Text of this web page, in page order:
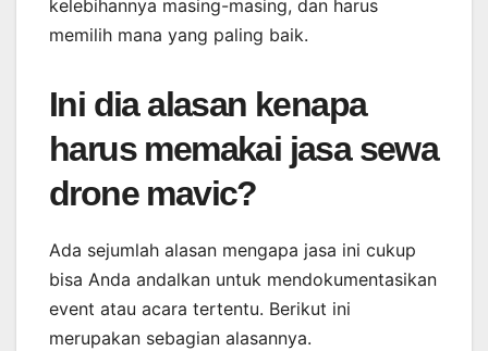
kelebihannya masing-masing, dan harus
memilih mana yang paling baik.
Ini dia alasan kenapa
harus memakai jasa sewa
drone mavic?
Ada sejumlah alasan mengapa jasa ini cukup
bisa Anda andalkan untuk mendokumentasikan
event atau acara tertentu. Berikut ini
merupakan sebagian alasannya.